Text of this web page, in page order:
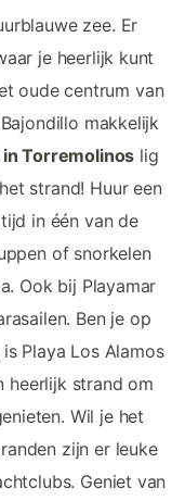
zee. Er
je heerlijk kunt
oude centrum van
makkelijk
Torremolinos lig
strand! Huur een
in één van de
of snorkelen
Ook bij Playamar
Ben je op
Playa Los Alamos
heerlijk strand om
Wil je het
zijn er leuke
Geniet van